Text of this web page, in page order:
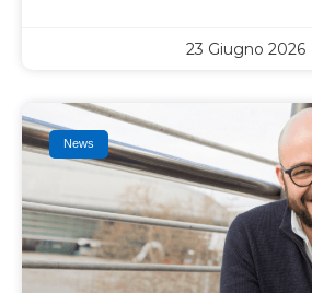
23 Giugno 2026
News